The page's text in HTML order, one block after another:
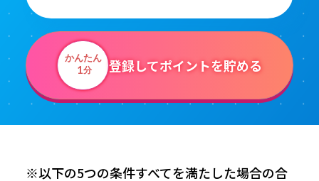
かんたん
1分 登録してポイントを貯める
※以下の5つの条件すべてを満たした場合の合